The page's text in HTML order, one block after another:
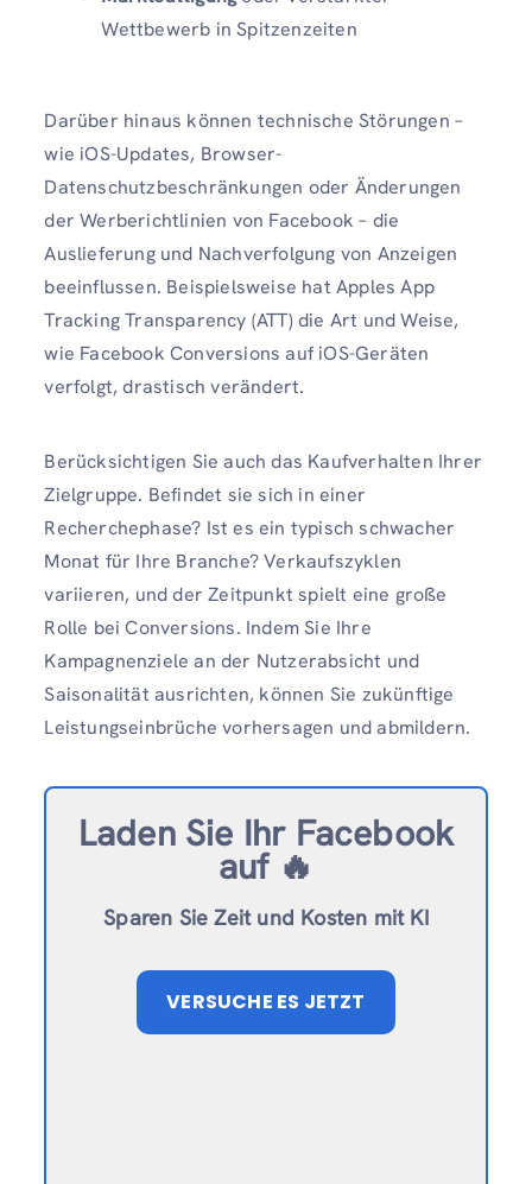
Wettbewerb in Spitzenzeiten
Darüber hinaus können technische Störungen –
wie iOS-Updates, Browser-
Datenschutzbeschränkungen oder Änderungen
der Werberichtlinien von Facebook – die
Auslieferung und Nachverfolgung von Anzeigen
beeinflussen. Beispielsweise hat Apples App
Tracking Transparency (ATT) die Art und Weise,
wie Facebook Conversions auf iOS-Geräten
verfolgt, drastisch verändert.
Berücksichtigen Sie auch das Kaufverhalten Ihrer
Zielgruppe. Befindet sie sich in einer
Recherchephase? Ist es ein typisch schwacher
Monat für Ihre Branche? Verkaufszyklen
variieren, und der Zeitpunkt spielt eine große
Rolle bei Conversions. Indem Sie Ihre
Kampagnenziele an der Nutzerabsicht und
Saisonalität ausrichten, können Sie zukünftige
Leistungseinbrüche vorhersagen und abmildern.
Laden Sie Ihr Facebook
auf 🔥
Sparen Sie Zeit und Kosten mit KI
VERSUCHE ES JETZT